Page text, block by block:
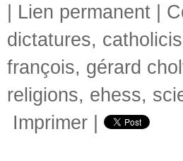
Lien permanent
dictatures,
françois, gérard
religions, ehess,
Imprimer